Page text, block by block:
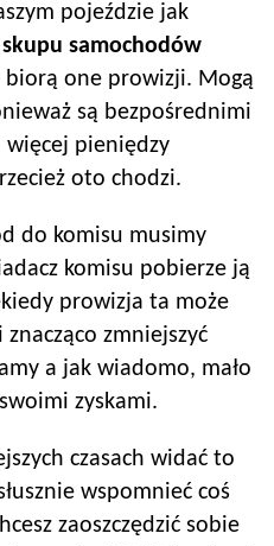
pojeździe jak
skupu samochodów
one prowizji. Mogą
są bezpośrednimi
więcej pieniędzy
oto chodzi.
do komisu musimy
komisu pobierze ją
prowizja ta może
zmniejszyć
a jak wiadomo, mało
zyskami.
czasach widać to
wspomnieć coś
zaoszczędzić sobie